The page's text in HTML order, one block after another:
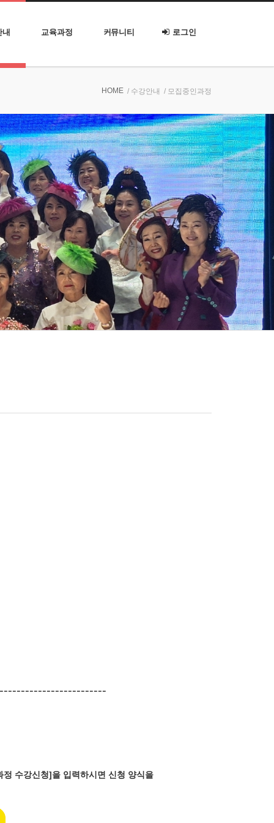
내 교육과정 커뮤니티 로그인
HOME / 수강안내 / 모집중인과정
수강신청]을 입력하시면 신청 양식을